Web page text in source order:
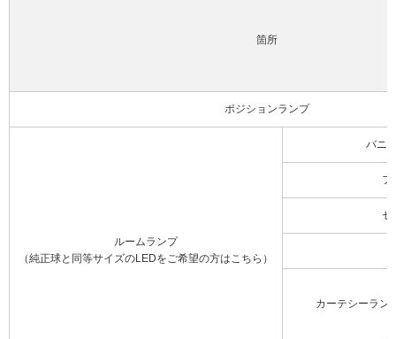
箇所
ポジションランプ
ルームランプ
（純正球と同等サイズのLEDをご希望の方はこちら）
バニ
フ
セ
カーテシーラン